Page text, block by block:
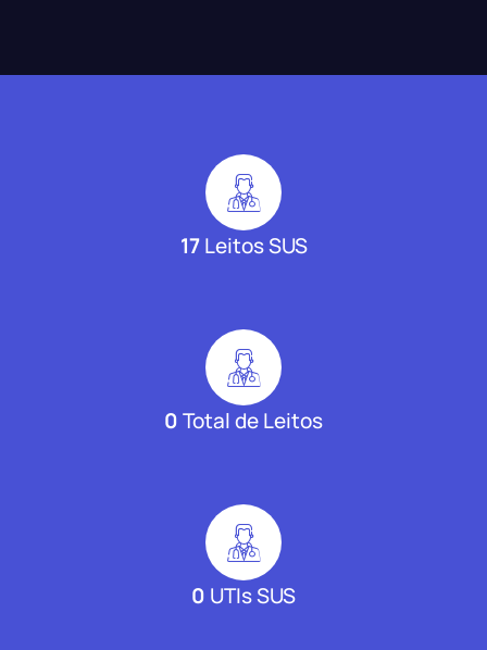
17Leitos SUS
0Total de Leitos
0 UTIs SUS